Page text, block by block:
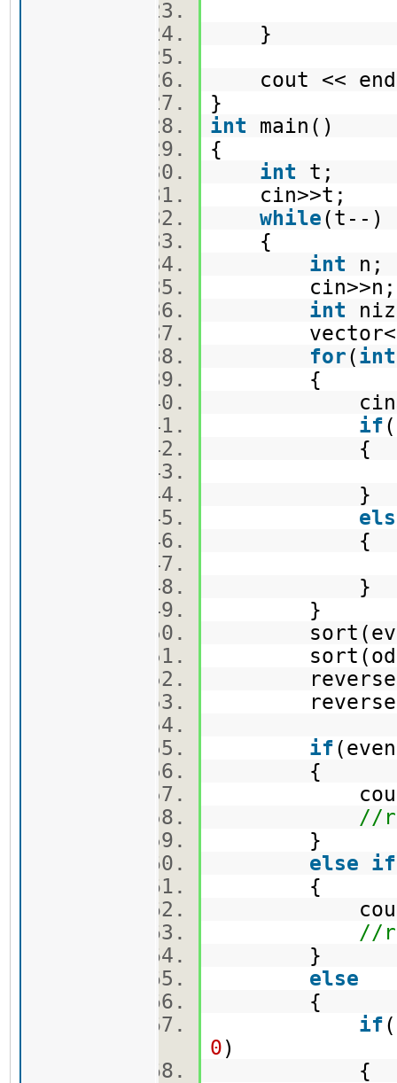
}
cout <<
}
int main()
{
int t;
cin>>t;
while(t--
{
int
int
vector<
for(int
{
if
{
}
{
}
}
if
{
//
}
else
if
{
//
}
else
{
if
0)
{